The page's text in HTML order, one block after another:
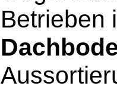
Betrieben